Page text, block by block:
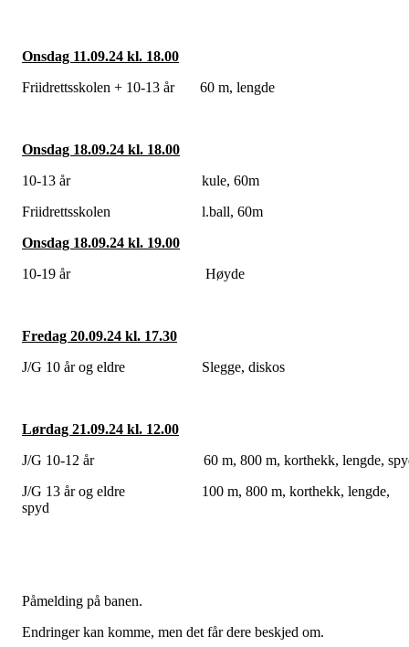
Onsdag 11.09.24 kl. 18.00
Friidrettsskolen + 10-13 år 60 m, lengde
Onsdag 18.09.24 kl. 18.00
10-13 år kule, 60m
Friidrettsskolen l.ball, 60m
Onsdag 18.09.24 kl. 19.00
10-19 år Høyde
Fredag 20.09.24 kl. 17.30
J/G 10 år og eldre Slegge, diskos
Lørdag 21.09.24 kl. 12.00
J/G 10-12 år 60 m, 800 m, korthekk, lengde,
J/G 13 år og eldre 100 m, 800 m, korthekk, lengde,
spyd
Påmelding på banen.
Endringer kan komme, men det får dere beskjed om.